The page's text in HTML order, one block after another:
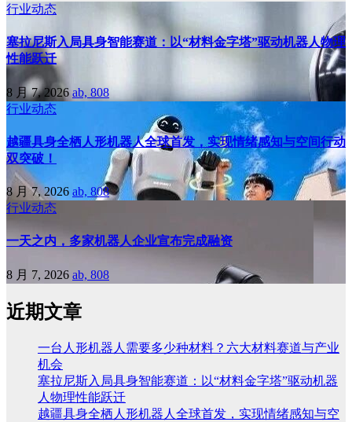
行业动态
塞拉尼斯入局具身智能赛道：以“材料金字塔”驱动机器人物理
性能跃迁
8 月 7, 2026 ab, 808
行业动态
越疆具身全栖人形机器人全球首发，实现情绪感知与空间行动
双突破！
8 月 7, 2026 ab, 808
行业动态
一天之内，多家机器人企业宣布完成融资
8 月 7, 2026 ab, 808
近期文章
一台人形机器人需要多少种材料？六大材料赛道与产业
机会
塞拉尼斯入局具身智能赛道：以“材料金字塔”驱动机器
人物理性能跃迁
越疆具身全栖人形机器人全球首发，实现情绪感知与空